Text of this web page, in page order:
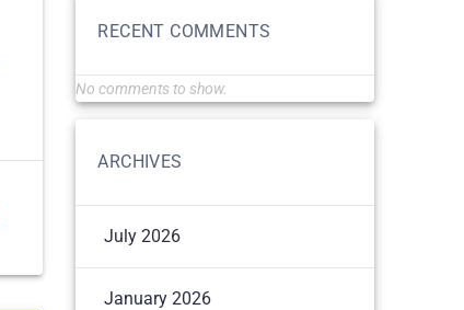
RECENT COMMENTS
No comments to show.
ARCHIVES
July 2026
January 2026